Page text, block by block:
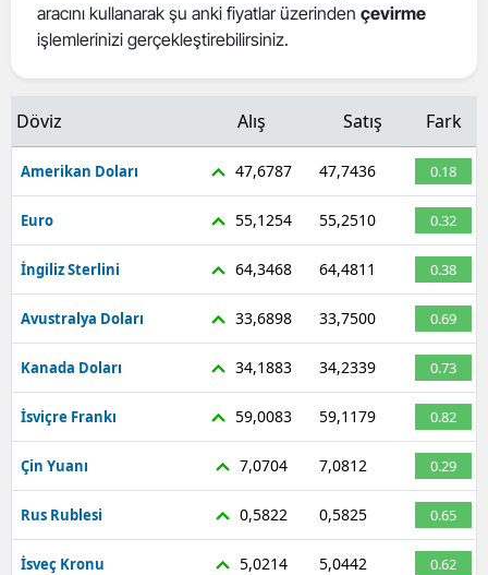
aracını kullanarak şu anki fiyatlar üzerinden çevirme
işlemlerinizi gerçekleştirebilirsiniz.
Döviz Alış Satış Fark
Amerikan Doları 47,6787 47,7436 0.18
Euro 55,1254 55,2510 0.32
İngiliz Sterlini 64,3468 64,4811 0.38
Avustralya Doları 33,6898 33,7500 0.69
Kanada Doları 34,1883 34,2339 0.73
İsviçre Frankı 59,0083 59,1179 0.82
Çin Yuanı 7,0704 7,0812 0.29
Rus Rublesi 0,5822 0,5825 0.65
İsveç Kronu 5,0214 5,0442 0.62